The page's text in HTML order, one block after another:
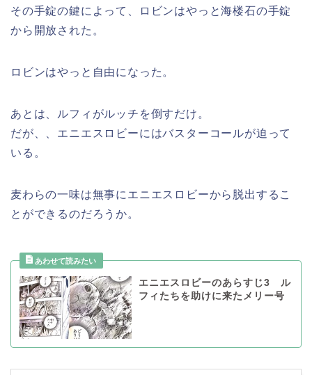
その手錠の鍵によって、ロビンはやっと海楼石の手錠
から開放された。
ロビンはやっと自由になった。
あとは、ルフィがルッチを倒すだけ。
だが、、エニエスロビーにはバスターコールが迫って
いる。
麦わらの一味は無事にエニエスロビーから脱出するこ
とができるのだろうか。
エニエスロビーのあらすじ3 ル
フィたちを助けに来たメリー号